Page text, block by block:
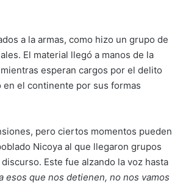
a la armas, como hizo un grupo de
El material llegó a manos de la
esperan cargos por el delito
el continente por sus formas
pero ciertos momentos pueden
Nicoya al que llegaron grupos
Este fue alzando la voz hasta
esos que nos detienen, no nos vamos